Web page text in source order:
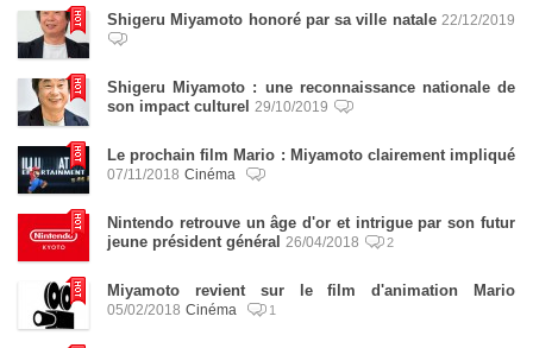
Shigeru Miyamoto honoré par sa ville natale 22/12/2019
Shigeru Miyamoto : une reconnaissance nationale de
son impact culturel
29/10/2019
Le prochain film Mario : Miyamoto clairement impliqué
07/11/2018 Cinéma
Nintendo retrouve un âge d'or et intrigue par son futur
jeune président général
26/04/2018 2
Miyamoto revient sur le film d'animation Mario
05/02/2018 Cinéma 1